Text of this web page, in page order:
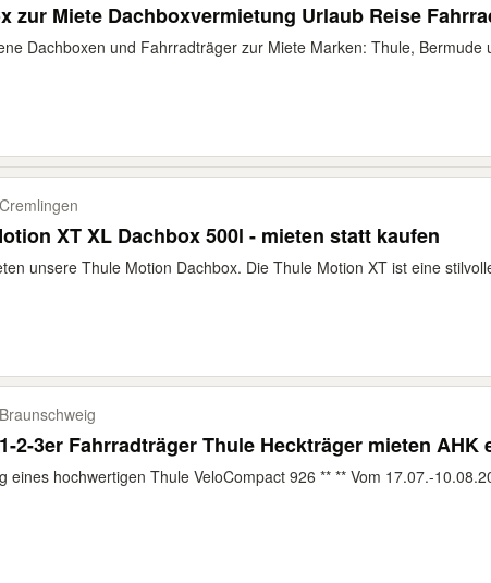
zur Miete Dachboxvermietung Urlaub Reise
Dachboxen und Fahrradträger zur Miete Marken: Thule, Bermude
XT XL Dachbox 500l - mieten statt kaufen
unsere Thule Motion Dachbox. Die Thule Motion XT ist eine
2-3er Fahrradträger Thule Heckträger mieten AHK
eines hochwertigen Thule VeloCompact 926 ** ** Vom 17.07.-